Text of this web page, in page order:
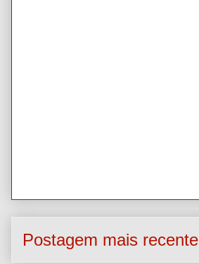
Postagem mais recente